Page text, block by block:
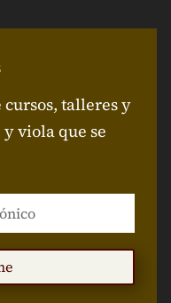
talleres y
viola que se